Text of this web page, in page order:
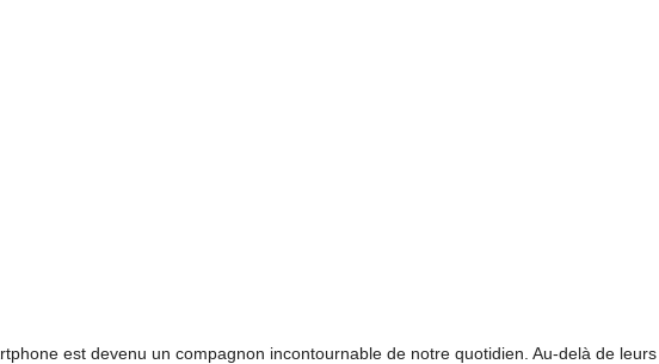
est devenu un compagnon incontournable de notre quotidien. Au-delà de leurs